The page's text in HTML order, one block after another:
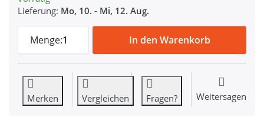
Lieferung: Mo, 10. - Mi, 12. Aug.
Menge:1
18mm Rundring (Innenmaß) - Stahl
In den Warenkorb
Merken Vergleichen Fragen? Weitersagen